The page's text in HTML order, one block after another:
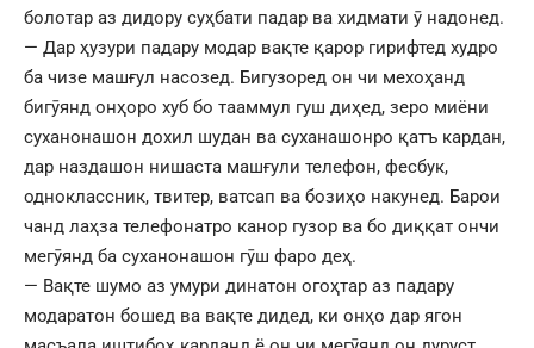
болотар аз дидору суҳбати падар ва хидмати ӯ надонед.
— Дар ҳузури падару модар вақте қарор гирифтед худро
ба чизе машғул насозед. Бигузоред он чи мехоҳанд
бигӯянд онҳоро хуб бо тааммул гуш диҳед, зеро миёни
суханонашон дохил шудан ва суханашонро қатъ кардан,
дар наздашон нишаста машғули телефон, фесбук,
одноклассник, твитер, ватсап ва бозиҳо накунед. Барои
чанд лаҳза телефонатро канор гузор ва бо диққат ончи
мегӯянд ба суханонашон гӯш фаро деҳ.
— Вақте шумо аз умури динатон огоҳтар аз падару
модаратон бошед ва вақте дидед, ки онҳо дар ягон